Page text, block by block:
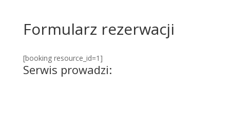
Formularz rezerwacji
[booking resource_id=1]
Serwis prowadzi: